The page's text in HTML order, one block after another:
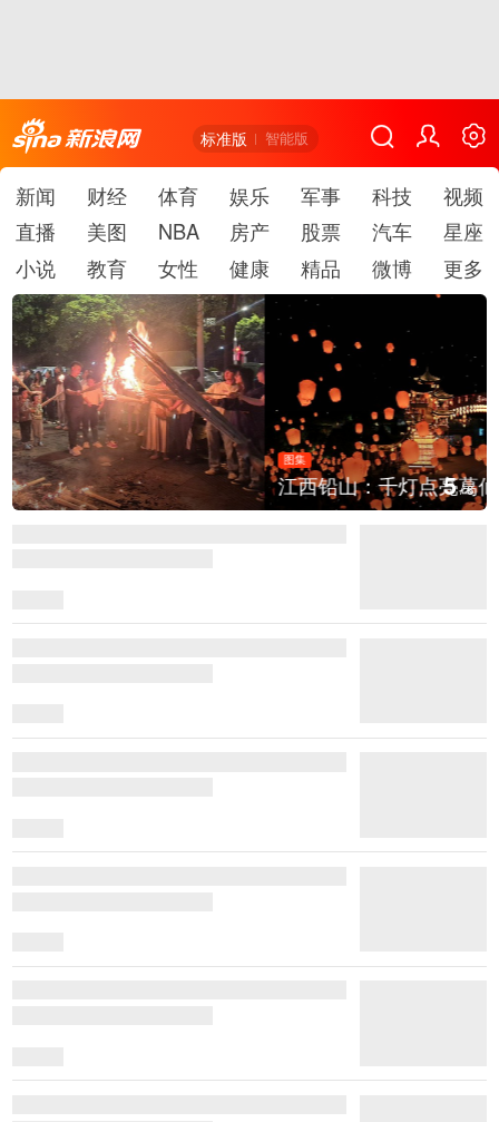
标准版 智能版
新闻 财经 体育 娱乐 军事 科技
视频
直播
美图 NBA 房产 股票 汽车
星座
小说
教育 女性 健康 精品 微博 更多
图集
江西铅山：千灯点亮葛仙村 5/6